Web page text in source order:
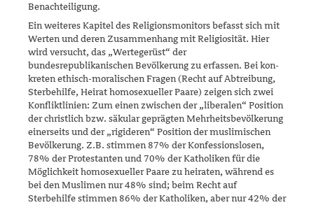
Benachteiligung.
Ein weiteres Kapitel des Religionsmonitors befasst sich mit
Werten und deren Zusammenhang mit Religiosität. Hier
wird versucht, das „Werte­ge­rüst“ der
bundesrepublikanischen Bevölkerung zu erfassen. Bei kon­
kreten ethisch-moralischen Fragen (Recht auf Abtreibung,
Sterbehilfe, Heirat homose­­xu­eller Paare) zeigen sich zwei
Konfliktlinien: Zum einen zwischen der „liberalen“ Position
der christlich bzw. säkular geprägten Mehrheitsbevölkerung
einerseits und der „rigideren“ Position der musl­imischen
Bevölkerung. Z.B. stimmen 87% der Konfessionslosen,
78% der Protestanten und 70% der Katholiken für die
Möglichkeit homo­sexu­eller Paare zu heiraten, während es
bei den Muslimen nur 48% sind; beim Recht auf
Sterbehilfe stimmen 86% der Katholiken, aber nur 42% der